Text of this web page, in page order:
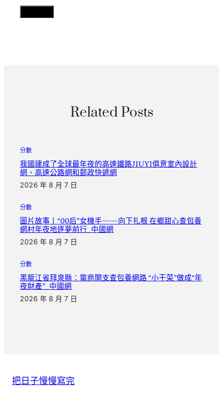
Related Posts
分數
我國建成了全球最年夜的高速鐵路JIUYI俱意室內設計
網、高速公路網和郵政快遞網
2026 年 8 月 7 日
分數
圖片故事丨“00后”女機手——向下扎根 在鄉甜心查包養
網村年夜地逐夢前行_中國網
2026 年 8 月 7 日
分數
黑龍江省拜泉縣：電商開支查包養網路 “小干菜”做成“年
夜財產”_中國網
2026 年 8 月 7 日
把日子慢慢寫完